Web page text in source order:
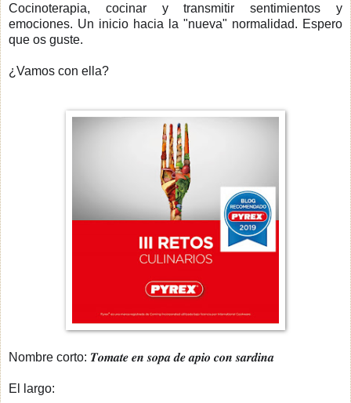
Cocinoterapia, cocinar y transmitir sentimientos y
emociones. Un inicio hacia la "nueva" normalidad. Espero
que os guste.
¿Vamos con ella?
Nombre corto: 𝑻𝒐𝒎𝒂𝒕𝒆 𝒆𝒏 𝒔𝒐𝒑𝒂 𝒅𝒆 𝒂𝒑𝒊𝒐 𝒄𝒐𝒏 𝒔𝒂𝒓𝒅𝒊𝒏𝒂
El largo: